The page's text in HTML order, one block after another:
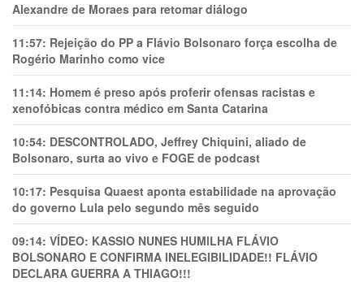
Alexandre de Moraes para retomar diálogo
11:57: Rejeição do PP a Flávio Bolsonaro força escolha de
Rogério Marinho como vice
11:14: Homem é preso após proferir ofensas racistas e
xenofóbicas contra médico em Santa Catarina
10:54: DESCONTROLADO, Jeffrey Chiquini, aliado de
Bolsonaro, surta ao vivo e FOGE de podcast
10:17: Pesquisa Quaest aponta estabilidade na aprovação
do governo Lula pelo segundo mês seguido
09:14: VÍDEO: KASSIO NUNES HUMlLHA FLÁVIO
BOLSONARO E CONFIRMA INELEGIBILIDADE!! FLÁVIO
DECLARA GUERRA A THIAGO!!!